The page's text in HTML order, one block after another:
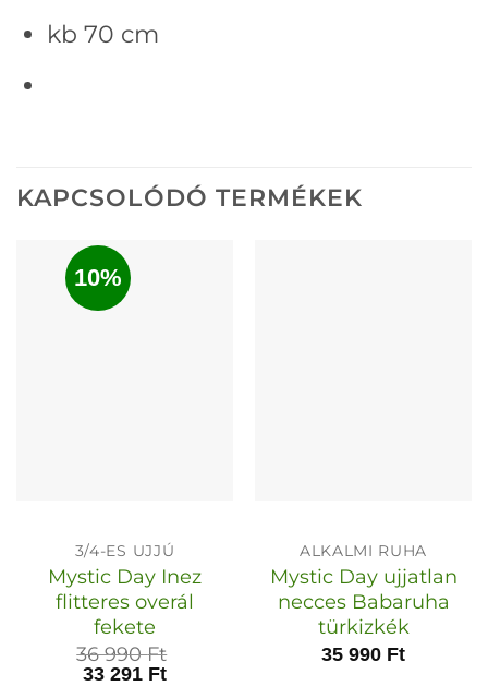
kb 70 cm
KAPCSOLÓDÓ TERMÉKEK
10%
3/4-ES UJJÚ
Mystic Day Inez
flitteres overál
fekete
36 990Ft
33 291 Ft
ALKALMI RUHA
Mystic Day ujjatlan
necces Babaruha
türkizkék
35 990 Ft